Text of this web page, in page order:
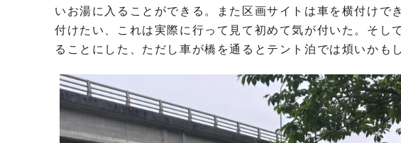
いお湯に入ることができる。また区画サイトは車を横付けで
付けたい、これは実際に行って見て初めて気が付いた。そし
ることにした、ただし車が橋を通るとテント泊では煩いかもし